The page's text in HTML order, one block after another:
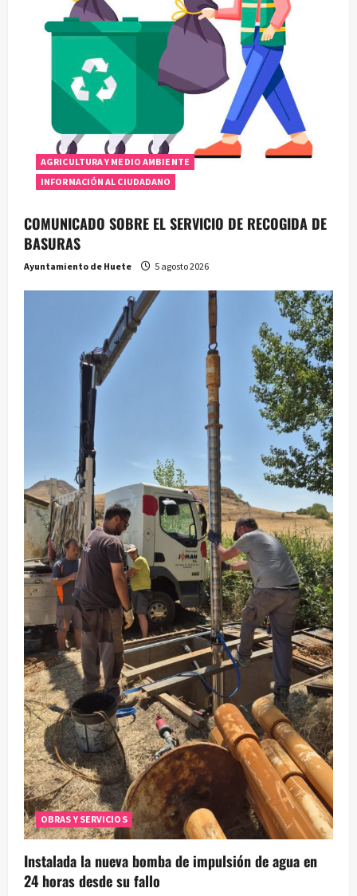
AGRICULTURA Y MEDIO AMBIENTE
INFORMACIÓN AL CIUDADANO
COMUNICADO SOBRE EL SERVICIO DE RECOGIDA DE
BASURAS
Ayuntamiento de Huete 5 agosto 2026
OBRAS Y SERVICIOS
Instalada la nueva bomba de impulsión de agua en
24 horas desde su fallo